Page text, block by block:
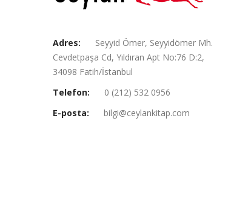
Adres:
Seyyid Ömer, Seyyidömer Mh.
Cevdetpaşa Cd, Yıldıran Apt No:76 D:2,
34098 Fatih/İstanbul
Telefon:
0 (212) 532 0956
E-posta:
bilgi@ceylankitap.com